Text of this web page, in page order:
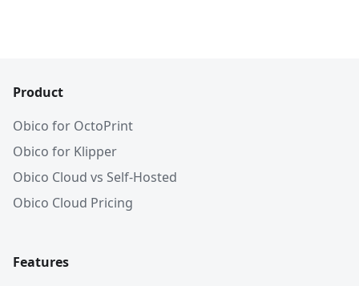
Product
Obico for OctoPrint
Obico for Klipper
Obico Cloud vs Self-Hosted
Obico Cloud Pricing
Features